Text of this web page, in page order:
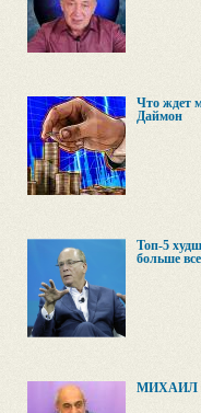
Что ждет
Даймон
Топ-5
больше
МИХАИЛ